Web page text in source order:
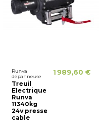
Runva
dépanneuse
Treuil
Electrique
Runva
11340kg
24v presse
cable
1 989,60 €